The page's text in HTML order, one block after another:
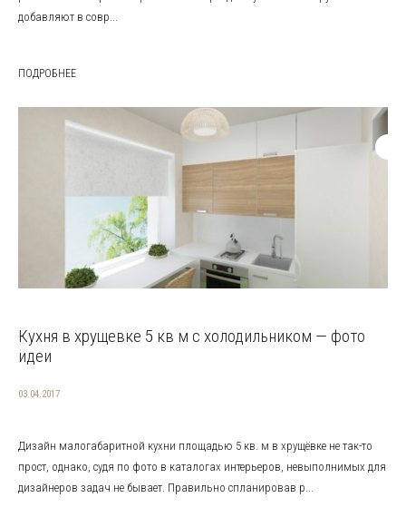
добавляют в совр...
ПОДРОБНЕЕ
Кухня в хрущевке 5 кв м с холодильником — фото
идеи
03.04.2017
Дизайн малогабаритной кухни площадью 5 кв. м в хрущёвке не так-то
прост, однако, судя по фото в каталогах интерьеров, невыполнимых для
дизайнеров задач не бывает. Правильно спланировав р...